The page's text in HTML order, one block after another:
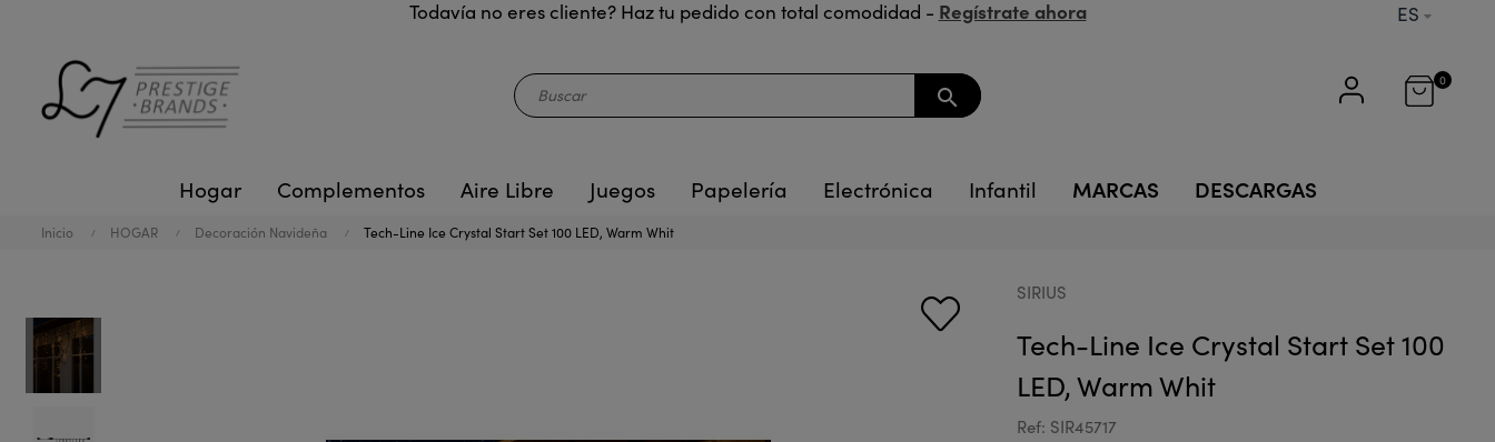
Todavía no eres cliente? Haz tu pedido con total comodidad - Regístrate ahora ES
search
0
Hogar Complementos Aire Libre Juegos Papelería Electrónica Infantil MARCAS DESCARGAS
Inicio HOGAR Decoración Navideña Tech-Line Ice Crystal Start Set 100 LED, Warm Whit
SIRIUS
Tech-Line Ice Crystal Start Set 100
LED, Warm Whit
Ref: SIR45717